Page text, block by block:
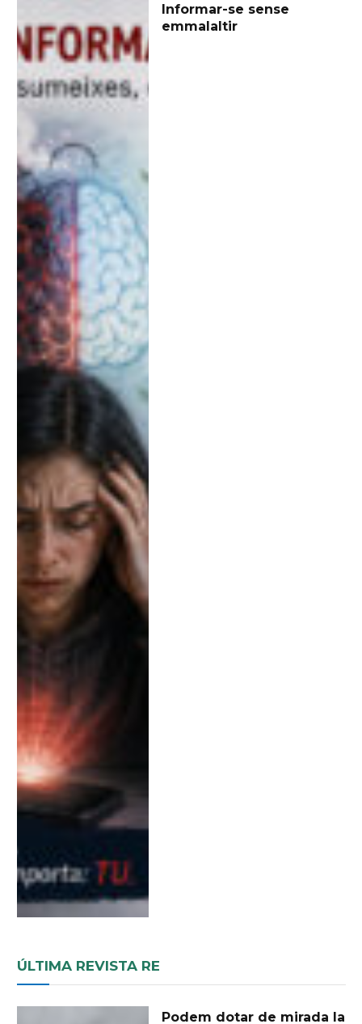
Informar-se sense
emmalaltir
ÚLTIMA REVISTA RE
Podem dotar de mirada la